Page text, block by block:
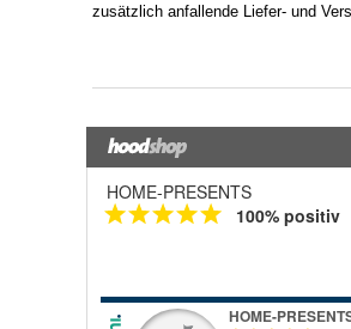
HOME-PRESENTS
100% positiv